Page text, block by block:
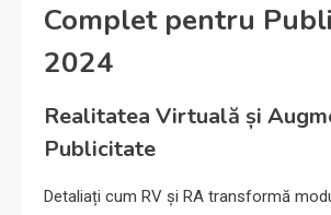
Complet pentru
2024
Realitatea Virtuală și
Publicitate
Detaliați cum RV și RA transformă